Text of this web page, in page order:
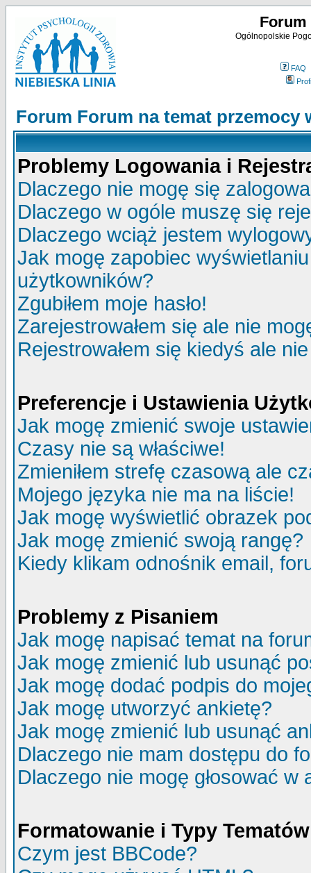
Forum
Ogólnopolskie
FAQ
Forum Forum na temat przemocy
Problemy Logowania i
Dlaczego nie mogę się
Dlaczego w ogóle muszę się
Dlaczego wciąż jestem
Jak mogę zapobiec
użytkowników?
Zgubiłem moje hasło!
Zarejestrowałem się ale nie
Rejestrowałem się kiedyś ale
Preferencje i Ustawienia
Jak mogę zmienić swoje
Czasy nie są właściwe!
Zmieniłem strefę czasową ale
Mojego języka nie ma na liście!
Jak mogę wyświetlić obrazek
Jak mogę zmienić swoją rangę?
Kiedy klikam odnośnik email,
Problemy z Pisaniem
Jak mogę napisać temat na
Jak mogę zmienić lub usunąć
Jak mogę dodać podpis do
Jak mogę utworzyć ankietę?
Jak mogę zmienić lub usunąć
Dlaczego nie mam dostępu do
Dlaczego nie mogę głosować w
Formatowanie i Typy Tematów
Czym jest BBCode?